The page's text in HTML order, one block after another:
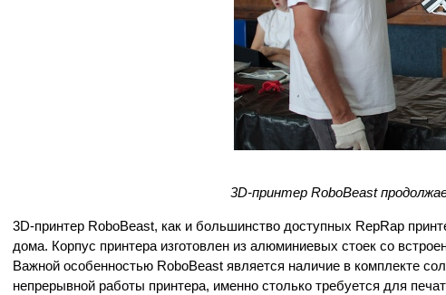
3D-принтер RoboBeast
3D-принтер RoboBeast, как и большинство доступных RepRap
дома. Корпус принтера изготовлен из алюминиевых стоек со
Важной особенностью RoboBeast является наличие в комплекте
непрерывной работы принтера, именно столько требуется для